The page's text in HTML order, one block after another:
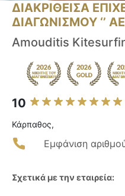
ΔΙΑΚΡΙΘΕΙΣΑ
ΔΙΑΓΩΝΙΣΜΟΥ ‘’
Amouditis
10
Κάρπαθος,
Εμφάνιση
Σχετικά με την εταιρεία: